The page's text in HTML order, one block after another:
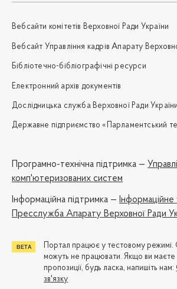
Вебсайти комітетів Верховної Ради України
Вебсайт Управління кадрів Апарату
Бібліотечно-бібліографічні ресурси
Електронний архів документів
Дослідницька служба Верховної Ради України
Державне підприємство «Парламентський
Програмно-технічна підтримка —
комп'ютеризованих систем
Iнформаційна підтримка — Інформаційне
Пресслужба Апарату Верховної Ради
Портал працює у тестовому режимі.
можуть не працювати. Якщо ви маєте
пропозиції, будь ласка, напишіть нам:
зв'язку